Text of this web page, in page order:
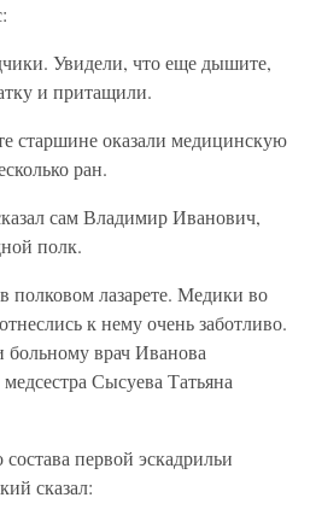
Увидели, что еще дышите,
и притащили.
старшине оказали медицинскую
ран.
сам Владимир Иванович,
полк.
полковом лазарете. Медики во
к нему очень заботливо.
врач Иванова
Сысуева Татьяна
первой эскадрильи
сказал: